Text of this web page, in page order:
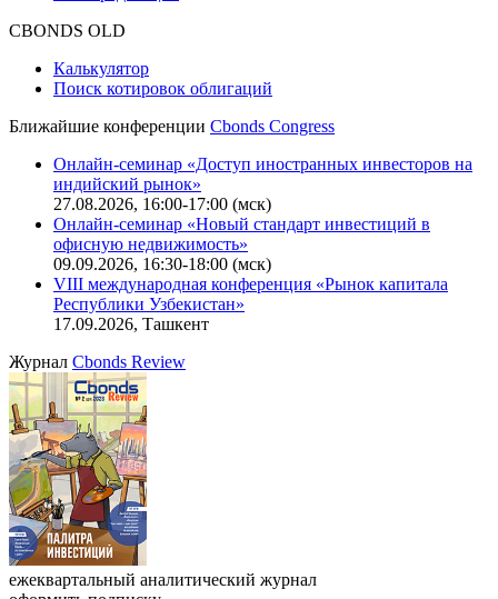
Оферта для юридических лиц
IT-аккредитация
Поиск котировок облигаций
Ближайшие конференцииCbonds Congress
Онлайн-семинар «Доступ иностранных инвесторов на
индийский рынок»
27.08.2026, 16:00-17:00 (мск)
Онлайн-семинар «Новый стандарт инвестиций в
офисную недвижимость»
VIII международная конференция «Рынок капитала
Республики Узбекистан»
17.09.2026, Ташкент
ЖурналCbonds Review